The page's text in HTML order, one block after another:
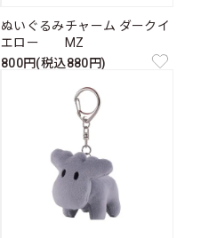
ぬいぐるみチャーム ダークイ
エロー MZ
800円(税込880円)